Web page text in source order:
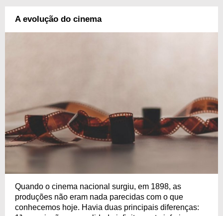
A evolução do cinema
Quando o cinema nacional surgiu, em 1898, as
produções não eram nada parecidas com o que
conhecemos hoje. Havia duas principais diferenças: